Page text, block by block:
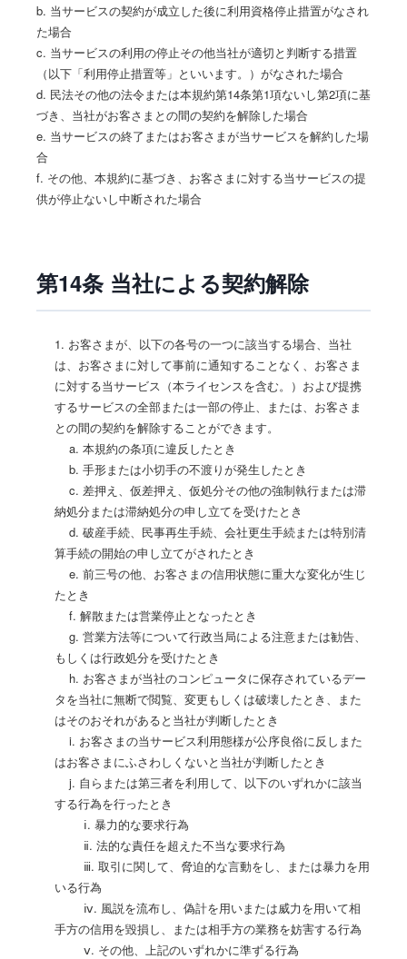
b. 当サービスの契約が成立した後に利用資格停止措置がなされ
た場合
c. 当サービスの利用の停止その他当社が適切と判断する措置
（以下「利用停止措置等」といいます。）がなされた場合
d. 民法その他の法令または本規約第14条第1項ないし第2項に基
づき、当社がお客さまとの間の契約を解除した場合
e. 当サービスの終了またはお客さまが当サービスを解約した場
合
f. その他、本規約に基づき、お客さまに対する当サービスの提
供が停止ないし中断された場合
第14条 当社による契約解除
1. お客さまが、以下の各号の一つに該当する場合、当社
は、お客さまに対して事前に通知することなく、お客さま
に対する当サービス（本ライセンスを含む。）および提携
するサービスの全部または一部の停止、または、お客さま
との間の契約を解除することができます。
a. 本規約の条項に違反したとき
b. 手形または小切手の不渡りが発生したとき
c. 差押え、仮差押え、仮処分その他の強制執行または滞
納処分または滞納処分の申し立てを受けたとき
d. 破産手続、民事再生手続、会社更生手続または特別清
算手続の開始の申し立てがされたとき
e. 前三号の他、お客さまの信用状態に重大な変化が生じ
たとき
f. 解散または営業停止となったとき
g. 営業方法等について行政当局による注意または勧告、
もしくは行政処分を受けたとき
h. お客さまが当社のコンピュータに保存されているデー
タを当社に無断で閲覧、変更もしくは破壊したとき、また
はそのおそれがあると当社が判断したとき
i. お客さまの当サービス利用態様が公序良俗に反しまた
はお客さまにふさわしくないと当社が判断したとき
j. 自らまたは第三者を利用して、以下のいずれかに該当
する行為を行ったとき
ⅰ. 暴力的な要求行為
ⅱ. 法的な責任を超えた不当な要求行為
ⅲ. 取引に関して、脅迫的な言動をし、または暴力を用
いる行為
ⅳ. 風説を流布し、偽計を用いまたは威力を用いて相
手方の信用を毀損し、または相手方の業務を妨害する行為
ⅴ. その他、上記のいずれかに準ずる行為